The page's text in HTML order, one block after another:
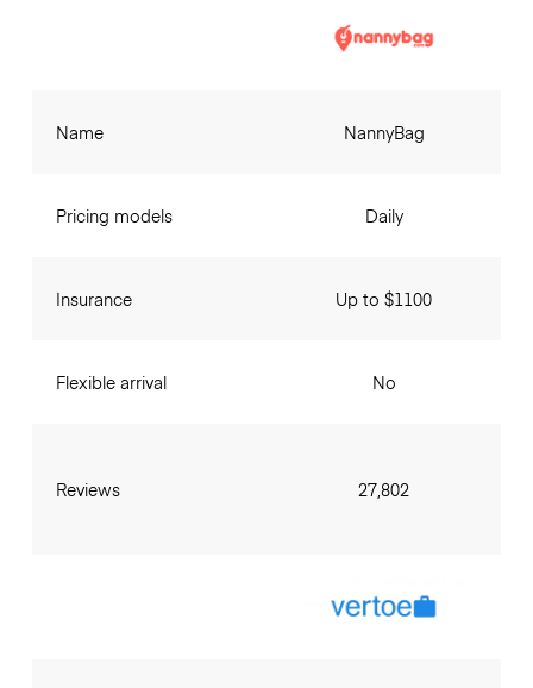
Name
Pricing models
Insurance
Flexible arrival
Reviews
NannyBag
Daily
Up to $1100
No
27,802